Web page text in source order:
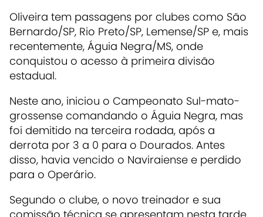
Oliveira tem passagens por clubes como São
Bernardo/SP, Rio Preto/SP, Lemense/SP e, mais
recentemente, Águia Negra/MS, onde
conquistou o acesso à primeira divisão
estadual.
Neste ano, iniciou o Campeonato Sul-mato-
grossense comandando o Águia Negra, mas
foi demitido na terceira rodada, após a
derrota por 3 a 0 para o Dourados. Antes
disso, havia vencido o Naviraiense e perdido
para o Operário.
Segundo o clube, o novo treinador e sua